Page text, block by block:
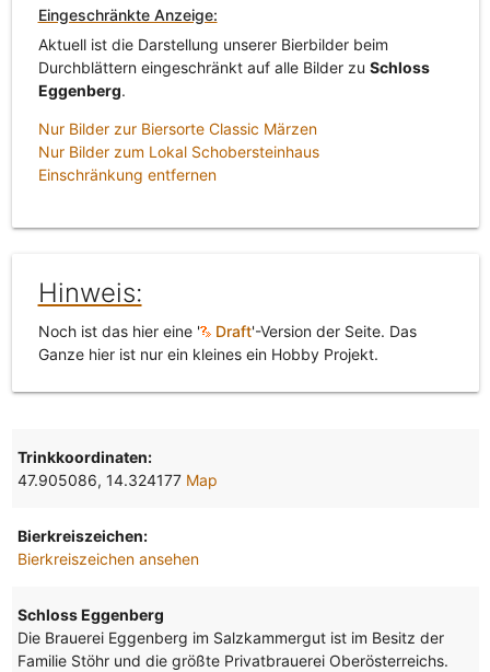
Eingeschränkte Anzeige:
Aktuell ist die Darstellung unserer Bierbilder beim
Durchblättern eingeschränkt auf alle Bilder zu Schloss
Eggenberg.
Nur Bilder zur Biersorte Classic Märzen
Nur Bilder zum Lokal Schobersteinhaus
Einschränkung entfernen
Hinweis:
Noch ist das hier eine ' Draft'-Version der Seite. Das
Ganze hier ist nur ein kleines ein Hobby Projekt.
Trinkkoordinaten:
47.905086, 14.324177 Map
Bierkreiszeichen:
Bierkreiszeichen ansehen
Schloss Eggenberg
Die Brauerei Eggenberg im Salzkammergut ist im Besitz der
Familie Stöhr und die größte Privatbrauerei Oberösterreichs.